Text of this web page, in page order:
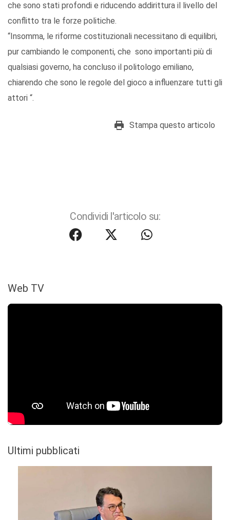
che sono stati profondi e riducendo addirittura il livello del
conflitto tra le forze politiche.
“Insomma, le riforme costituzionali necessitano di equilibri,
pur cambiando le componenti, che sono importanti più di
qualsiasi governo, ha concluso il politologo emiliano,
chiarendo che sono le regole del gioco a influenzare tutti gli
attori “.
Stampa questo articolo
Condividi l'articolo su:
Web TV
Ultimi pubblicati